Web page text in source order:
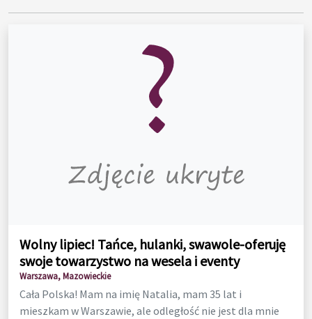
Wolny lipiec! Tańce, hulanki, swawole-oferuję
swoje towarzystwo na wesela i eventy
Warszawa, Mazowieckie
Cała Polska! Mam na imię Natalia, mam 35 lat i
mieszkam w Warszawie, ale odległość nie jest dla mnie